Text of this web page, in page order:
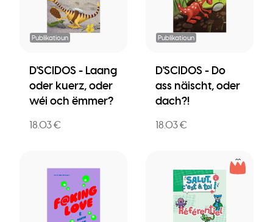
Publikatioun
D'SCIDOS - Laang
oder kuerz, oder
wéi och ëmmer?
18.03 €
Publikatioun
D'SCIDOS - Do
ass näischt, oder
dach?!
18.03 €